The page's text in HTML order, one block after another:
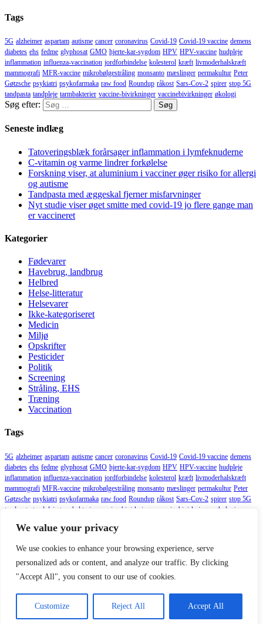
We value your privacy
We use cookies to enhance your browsing experience, serve
personalized ads or content, and analyze our traffic. By clicking
"Accept All", you consent to our use of cookies.
Customize Reject All Accept All
Tags
5G alzheimer aspartam autisme cancer coronavirus Covid-19 Covid-19 vaccine demens
diabetes ehs fedme glyphosat GMO hjerte-kar-sygdom HPV HPV-vaccine hudpleje
inflammation influenza-vaccination jordforbindelse kolesterol kræft livmoderhalskræft
mammografi MFR-vaccine mikrobølgestråling monsanto mæslinger permakultur Peter
Gøtzsche psykiatri psykofarmaka raw food Roundup råkost Sars-Cov-2 spirer stop 5G
tandpasta tandpleje tarmbakterier vaccine-bivirkninger vaccinebivirkninger økologi
Søg efter:
Seneste indlæg
Tatoveringsblæk forårsager inflammation i lymfeknuderne
C-vitamin og varme lindrer forkølelse
Forskning viser, at aluminium i vacciner øger risiko for allergi
og autisme
Tandpasta med æggeskal fjerner misfarvninger
Nyt studie viser øget smitte med covid-19 jo flere gange man
er vaccineret
Kategorier
Fødevarer
Havebrug, landbrug
Helbred
Helse-litteratur
Helsevarer
Ikke-kategoriseret
Medicin
Miljø
Opskrifter
Pesticider
Politik
Screening
Stråling, EHS
Træning
Vaccination
Tags
5G alzheimer aspartam autisme cancer coronavirus Covid-19 Covid-19 vaccine demens
diabetes ehs fedme glyphosat GMO hjerte-kar-sygdom HPV HPV-vaccine hudpleje
inflammation influenza-vaccination jordforbindelse kolesterol kræft livmoderhalskræft
mammografi MFR-vaccine mikrobølgestråling monsanto mæslinger permakultur Peter
Gøtzsche psykiatri psykofarmaka raw food Roundup råkost Sars-Cov-2 spirer stop 5G
tandpasta
tandpleje tarmbakterier vaccine-bivirkninger vaccinebivirkninger økologi
Seneste kommentarer
Tatoveringsblæk forårsager inflammation i lymfeknuderne |
HelsemagasinettilTatovering øger risiko for lymfekræft
lene tilKyllingebrusk er effektivt til behandling af gigt
19 jo flere gange man er vaccineret
Copyright © 2026 | WordPress Theme byMH Themes